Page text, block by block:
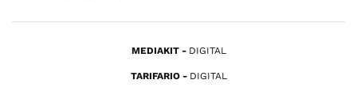
MEDIAKIT DIGITAL
TARIFARIO DIGITAL